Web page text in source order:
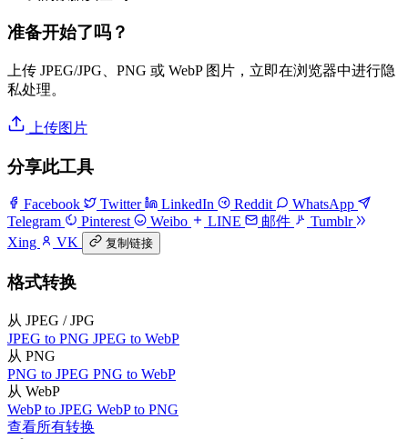
准备开始了吗？
上传 JPEG/JPG、PNG 或 WebP 图片，立即在浏览器中进行隐
私处理。
上传图片
分享此工具
Facebook Twitter LinkedIn Reddit
WhatsApp
Telegram
Pinterest Weibo LINE 邮件
Tumblr
Xing
VK 复制链接
格式转换
从 JPEG / JPG
JPEG to PNG JPEG to WebP
从 PNG
PNG to JPEG PNG to WebP
从 WebP
WebP to JPEG WebP to PNG
查看所有转换